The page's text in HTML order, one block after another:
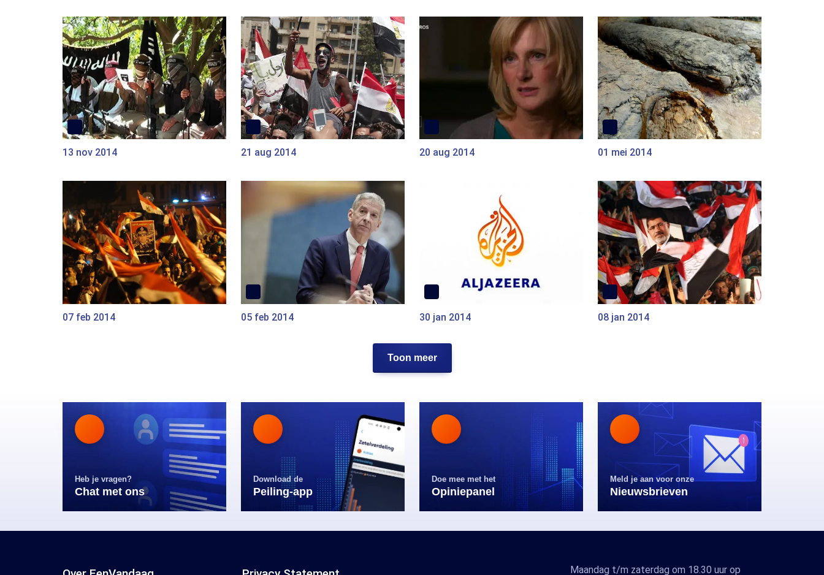
13 nov 2014 21 aug 2014 20 aug 2014 01 mei 2014
07 feb 2014 05 feb 2014 30 jan 2014 08 jan 2014
Toon meer
Heb je vragen?
Chat met ons
Download de
Peiling-app
Doe mee met het
Opiniepanel
Meld je aan voor onze
Nieuwsbrieven
Maandag t/m zaterdag om 18.30 uur op